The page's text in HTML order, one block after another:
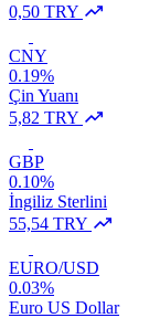
0,50 TRY
CNY
0.19%
Çin Yuanı
5,82 TRY
GBP
0.10%
İngiliz Sterlini
55,54 TRY
EURO/USD
0.03%
Euro US Dollar